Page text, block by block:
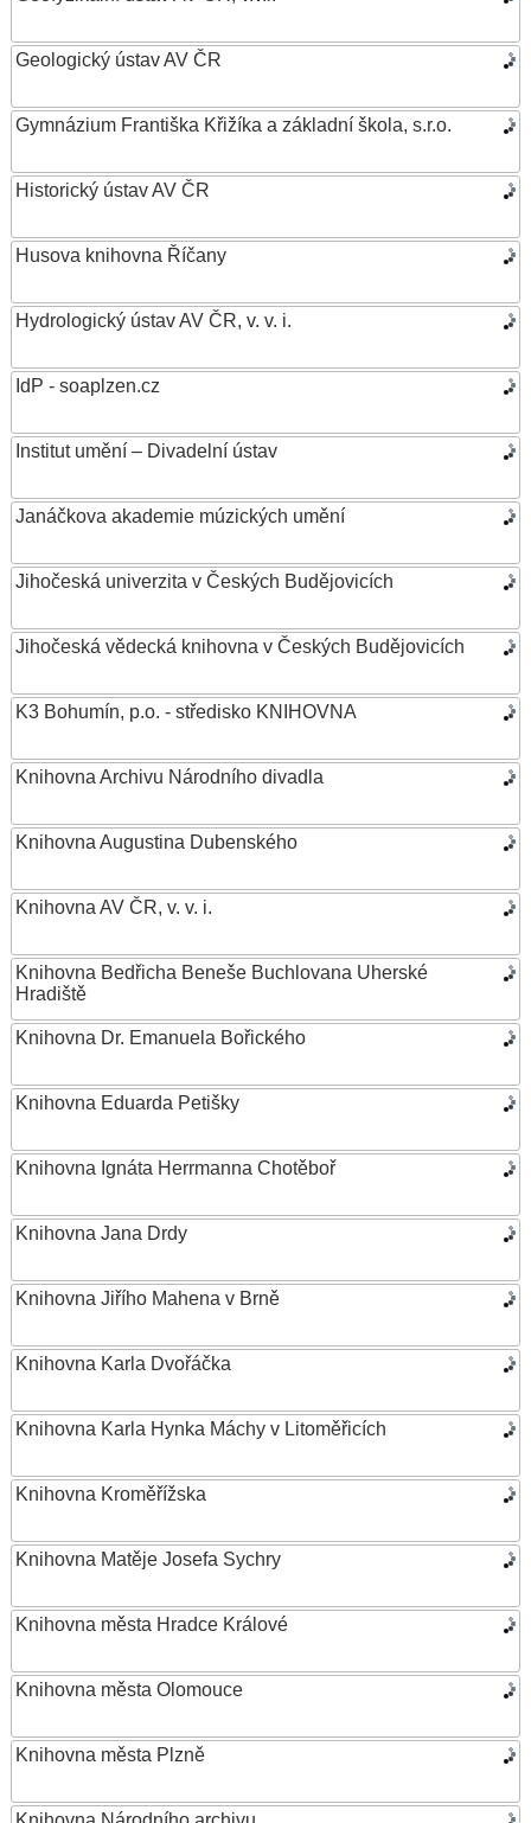
Geologický ústav AV ČR
Gymnázium Františka Křižíka a základní škola, s.r.o.
Historický ústav AV ČR
Husova knihovna Říčany
Hydrologický ústav AV ČR, v. v. i.
IdP - soaplzen.cz
Institut umění – Divadelní ústav
Janáčkova akademie múzických umění
Jihočeská univerzita v Českých Budějovicích
Jihočeská vědecká knihovna v Českých Budějovicích
K3 Bohumín, p.o. - středisko KNIHOVNA
Knihovna Archivu Národního divadla
Knihovna Augustina Dubenského
Knihovna AV ČR, v. v. i.
Knihovna Bedřicha Beneše Buchlovana Uherské
Hradiště
Knihovna Dr. Emanuela Bořického
Knihovna Eduarda Petišky
Knihovna Ignáta Herrmanna Chotěboř
Knihovna Jana Drdy
Knihovna Jiřího Mahena v Brně
Knihovna Karla Dvořáčka
Knihovna Karla Hynka Máchy v Litoměřicích
Knihovna Kroměřížska
Knihovna Matěje Josefa Sychry
Knihovna města Hradce Králové
Knihovna města Olomouce
Knihovna města Plzně